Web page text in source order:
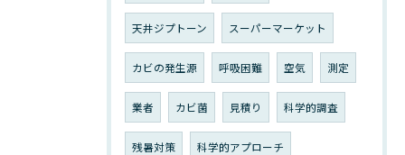
天井ジプトーン スーパーマーケット
カビの発生源 呼吸困難 空気 測定
業者 カビ菌 見積り 科学的調査
残暑対策 科学的アプローチ